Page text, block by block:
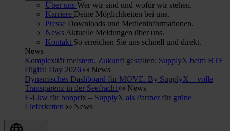
Über uns Wer wir sind und wofür wir stehen.
Karriere Deine Möglichkeiten bei uns.
Presse Downloads und Medieninformationen.
News Aktuelle Meldungen über uns.
Kontakt So erreichen Sie uns schnell und direkt.
News
Komplexität meistern, Zukunft gestalten: SupplyX beim BTE
Digital Day 2026
News
Dynamisches Dashboard für MOVE. By SupplyX – volle
Transparenz in der Seefracht
News
E-Lkw für bonprix – SupplyX als Partner für grüne
Lieferketten
News